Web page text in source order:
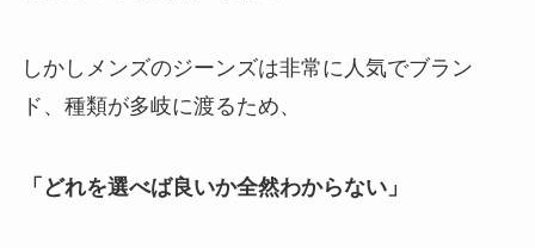
しかしメンズのジーンズは非常に人気でブラン
ド、種類が多岐に渡るため、
「どれを選べば良いか全然わからない」